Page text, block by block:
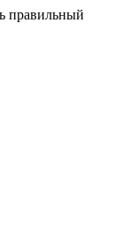
правильный